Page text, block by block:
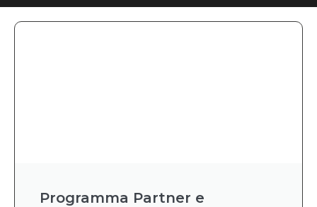
Programma Partner e